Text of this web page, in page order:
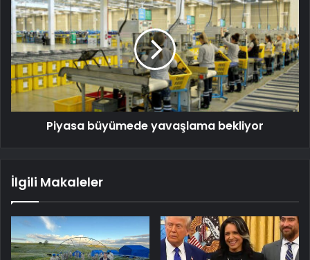
Piyasa büyümede yavaşlama bekliyor
İlgili Makaleler